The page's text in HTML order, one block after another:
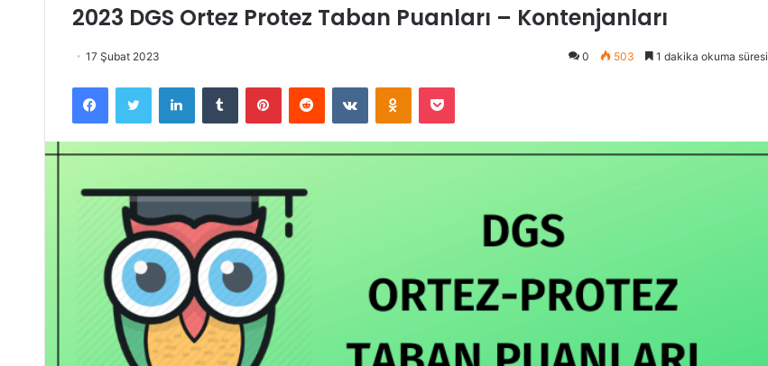
2023 DGS Ortez Protez Taban Puanları – Kontenjanları
17 Şubat 2023 0 503 1 dakika okuma süresi
Facebook Twitter LinkedIn Tumblr Pinterest Reddit VKontakte Odnoklassniki Pocket